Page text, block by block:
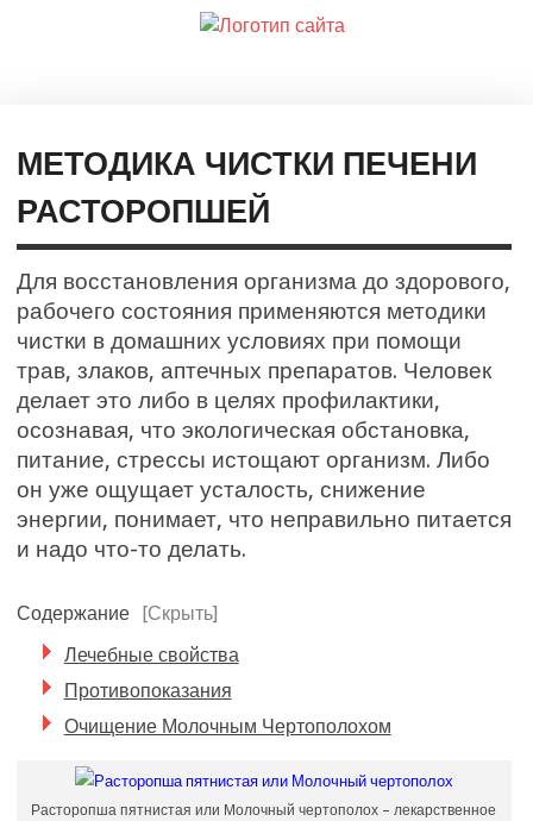
МЕТОДИКА ЧИСТКИ ПЕЧЕНИ
РАСТОРОПШЕЙ
Для восстановления организма до здорового,
рабочего состояния применяются методики
чистки в домашних условиях при помощи
трав, злаков, аптечных препаратов. Человек
делает это либо в целях профилактики,
осознавая, что экологическая обстановка,
питание, стрессы истощают организм. Либо
он уже ощущает усталость, снижение
энергии, понимает, что неправильно питается
и надо что-то делать.
Содержание
[Скрыть]
Лечебные свойства
Противопоказания
Очищение Молочным Чертополохом
Расторопша пятнистая или Молочный чертополох – лекарственное